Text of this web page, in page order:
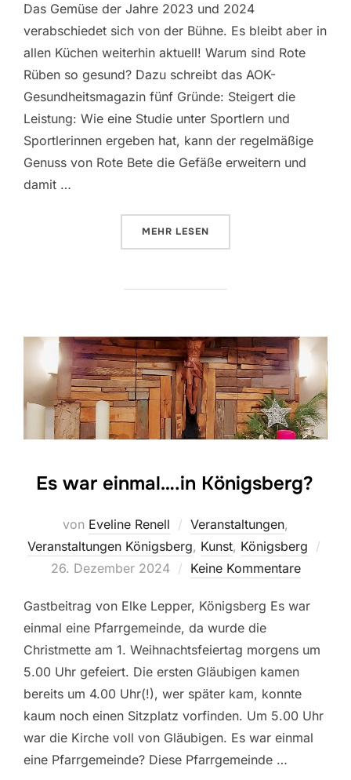
Das Gemüse der Jahre 2023 und 2024
verabschiedet sich von der Bühne. Es bleibt aber in
allen Küchen weiterhin aktuell! Warum sind Rote
Rüben so gesund? Dazu schreibt das AOK-
Gesundheitsmagazin fünf Gründe: Steigert die
Leistung: Wie eine Studie unter Sportlern und
Sportlerinnen ergeben hat, kann der regelmäßige
Genuss von Rote Bete die Gefäße erweitern und
damit …
MEHR ÜBER „FÜR MICH SOLL´S ROTE
LESEN
Es war einmal….in Königsberg?
von Eveline Renell Veranstaltungen,
Veranstaltungen Königsberg, Kunst, Königsberg
26. Dezember 2024 Keine Kommentare
Gastbeitrag von Elke Lepper, Königsberg Es war
einmal eine Pfarrgemeinde, da wurde die
Christmette am 1. Weihnachtsfeiertag morgens um
5.00 Uhr gefeiert. Die ersten Gläubigen kamen
bereits um 4.00 Uhr(!), wer später kam, konnte
kaum noch einen Sitzplatz vorfinden. Um 5.00 Uhr
war die Kirche voll von Gläubigen. Es war einmal
eine Pfarrgemeinde? Diese Pfarrgemeinde …